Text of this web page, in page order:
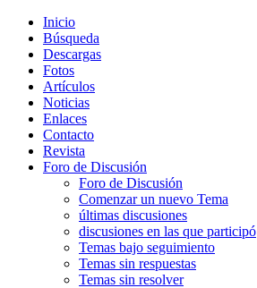
Inicio
Búsqueda
Descargas
Fotos
Artículos
Noticias
Enlaces
Contacto
Revista
Foro de Discusión
Foro de Discusión
Comenzar un nuevo Tema
últimas discusiones
discusiones en las que participó
Temas bajo seguimiento
Temas sin respuestas
Temas sin resolver